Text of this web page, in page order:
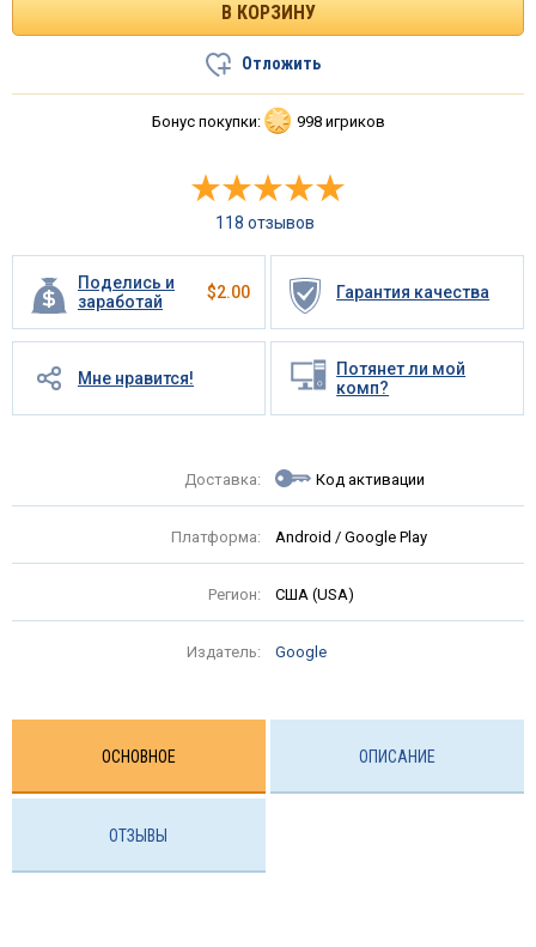
Отложить
Бонус покупки: 998 игриков
118 отзывов
Поделись и
заработай
$2.00 Гарантия качества
Мне нравится!
Потянет ли мой
комп?
Доставка: Код активации
Платформа: Android / Google Play
Регион: США (USA)
Издатель: Google
ОСНОВНОЕ ОПИСАНИЕ
ОТЗЫВЫ